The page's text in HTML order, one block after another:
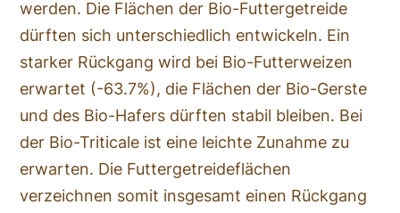
werden. Die Flächen der Bio-Futtergetreide
dürften sich unterschiedlich entwickeln. Ein
starker Rückgang wird bei Bio-Futterweizen
erwartet (-63.7%), die Flächen der Bio-Gerste
und des Bio-Hafers dürften stabil bleiben. Bei
der Bio-Triticale ist eine leichte Zunahme zu
erwarten. Die Futtergetreideflächen
verzeichnen somit insgesamt einen Rückgang